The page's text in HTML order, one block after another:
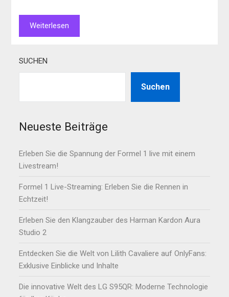
Weiterlesen
SUCHEN
Suchen
Neueste Beiträge
Erleben Sie die Spannung der Formel 1 live mit einem
Livestream!
Formel 1 Live-Streaming: Erleben Sie die Rennen in
Echtzeit!
Erleben Sie den Klangzauber des Harman Kardon Aura
Studio 2
Entdecken Sie die Welt von Lilith Cavaliere auf OnlyFans:
Exklusive Einblicke und Inhalte
Die innovative Welt des LG S95QR: Moderne Technologie